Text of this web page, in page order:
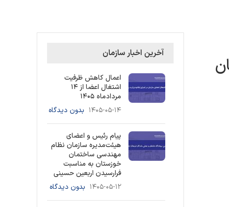
آخرین اخبار سازمان
اعمال کاهش ظرفیت
اشتغال اعضا از ۱۴
مردادماه ۱۴۰۵
۱۴۰۵-۰۵-۱۴ بدون دیدگاه
پیام رئیس و اعضای
هیئت‌مدیره سازمان نظام
مهندسی ساختمان
خوزستان به مناسبت
فرارسیدن اربعین حسینی
۱۴۰۵-۰۵-۱۲ بدون دیدگاه